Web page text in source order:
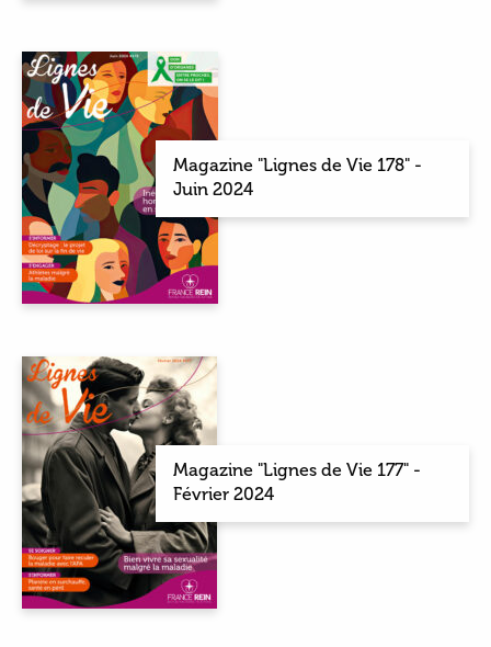
Magazine "Lignes de Vie 178" -
Juin 2024
Magazine "Lignes de Vie 177" -
Février 2024